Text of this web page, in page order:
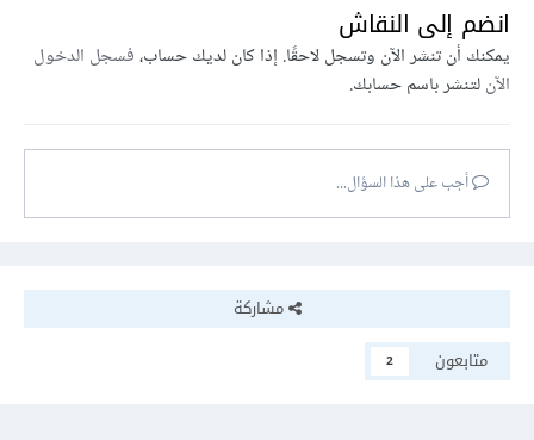
انضم إلى النقاش
يمكنك أن تنشر الآن وتسجل لاحقًا. إذا كان لديك حساب،فسجل الدخول
الآنلتنشر باسم حسابك.
أجب على هذا السؤال...
مشاركة
متابعون
2